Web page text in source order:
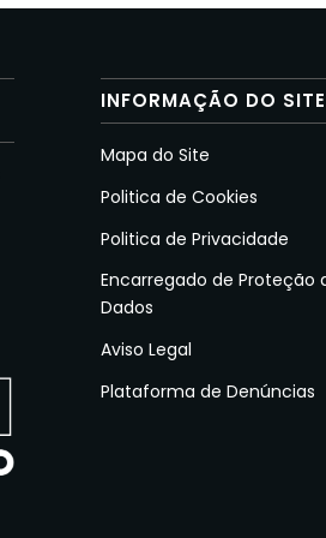
INFORMAÇÃO DO SITE
Mapa do Site
Politica de Cookies
Politica de Privacidade
Encarregado de Proteção
Dados
Aviso Legal
Plataforma de Denúncias